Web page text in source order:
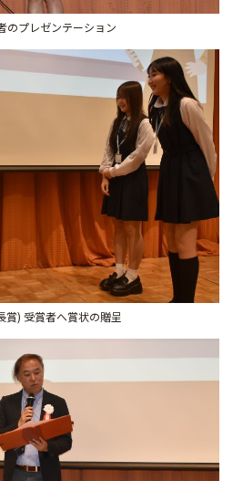
のプレゼンテーション
賞) 受賞者へ賞状の贈呈